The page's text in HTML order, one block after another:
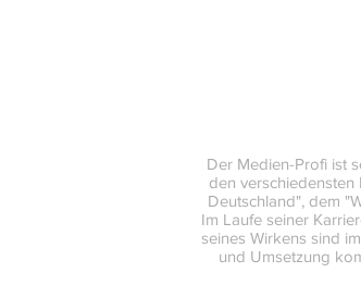
Der Medien-Profi ist
den verschiedensten
Deutschland", dem
Im Laufe seiner
seines Wirkens sind
und Umsetzung